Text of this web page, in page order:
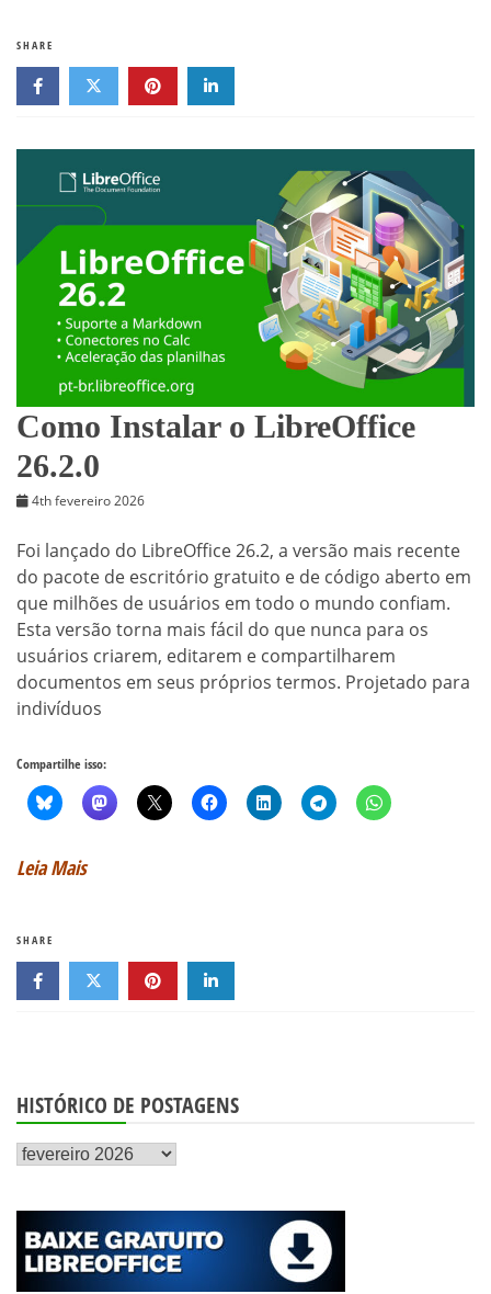
SHARE
Como Instalar o LibreOffice
26.2.0
4th fevereiro 2026
Foi lançado do LibreOffice 26.2, a versão mais recente
do pacote de escritório gratuito e de código aberto em
que milhões de usuários em todo o mundo confiam.
Esta versão torna mais fácil do que nunca para os
usuários criarem, editarem e compartilharem
documentos em seus próprios termos. Projetado para
indivíduos
Compartilhe isso:
Leia Mais
SHARE
HISTÓRICO DE POSTAGENS
Histórico
postagens